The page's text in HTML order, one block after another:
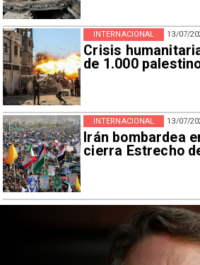
13/07/
Crisis
de 1.000
INTERNACIONAL
13/07/
Irán bombardea
cierra Estrecho
INTERNACIONAL